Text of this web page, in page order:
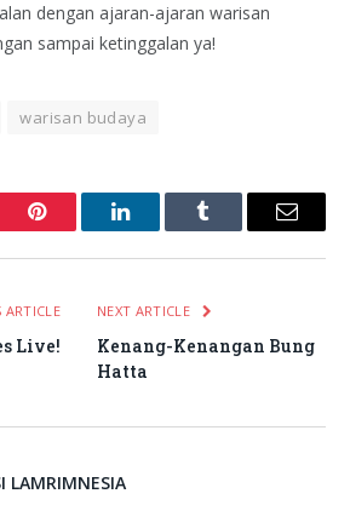
dengan ajaran-ajaran warisan
sampai ketinggalan ya!
warisan budaya
Pinterest LinkedInTumblr Email
ARTICLE
Live!
NEXT ARTICLE
Kenang-Kenangan Bung
Hatta
LAMRIMNESIA